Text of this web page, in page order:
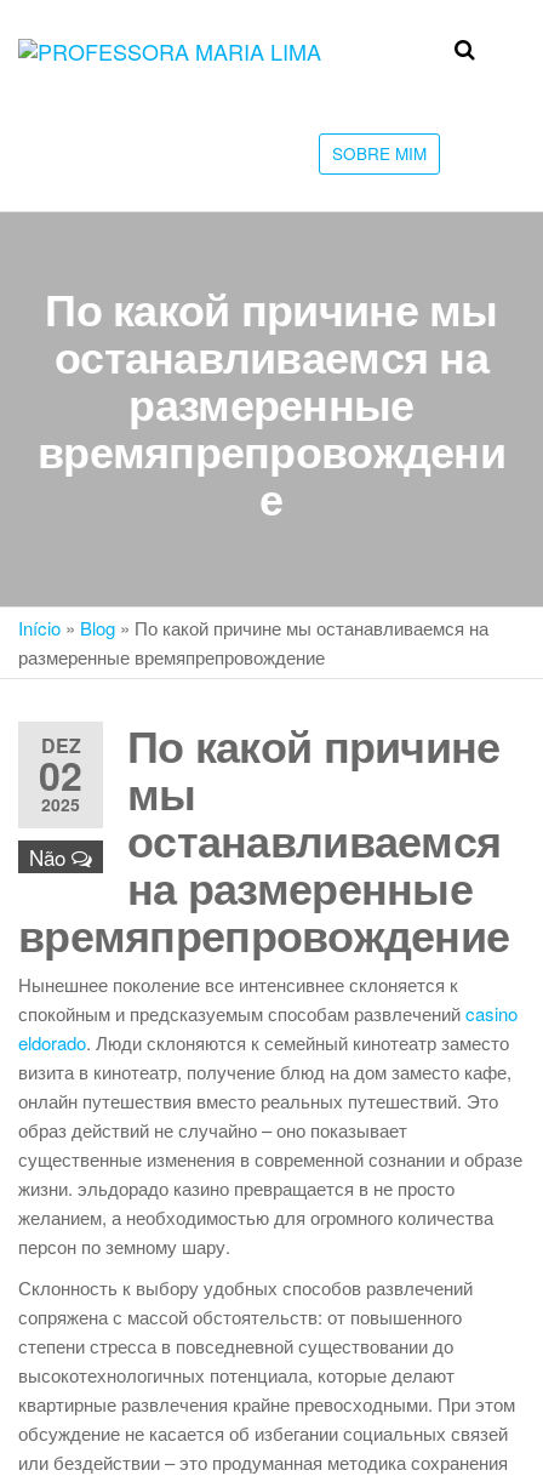
Professora
faculdade
SOBRE MIM
По какой причине мы
останавливаемся на
размеренные
времяпрепровождени
е
Início » Blog » По какой причине мы останавливаемся на
размеренные времяпрепровождение
DEZ
02
2025
Não
По какой причине
мы
останавливаемся
на размеренные
времяпрепровождение
Нынешнее поколение все интенсивнее склоняется к
спокойным и предсказуемым способам развлеченийcasino
eldorado. Люди склоняются к семейный кинотеатр заместо
визита в кинотеатр, получение блюд на дом заместо кафе,
онлайн путешествия вместо реальных путешествий. Это
образ действий не случайно – оно показывает
существенные изменения в современной сознании и образе
жизни. эльдорадо казино превращается в не просто
желанием, а необходимостью для огромного количества
персон по земному шару.
Склонность к выбору удобных способов развлечений
сопряжена с массой обстоятельств: от повышенного
степени стресса в повседневной существовании до
высокотехнологичных потенциала, которые делают
квартирные развлечения крайне превосходными. При этом
обсуждение не касается об избегании социальных связей
или бездействии – это продуманная методика сохранения